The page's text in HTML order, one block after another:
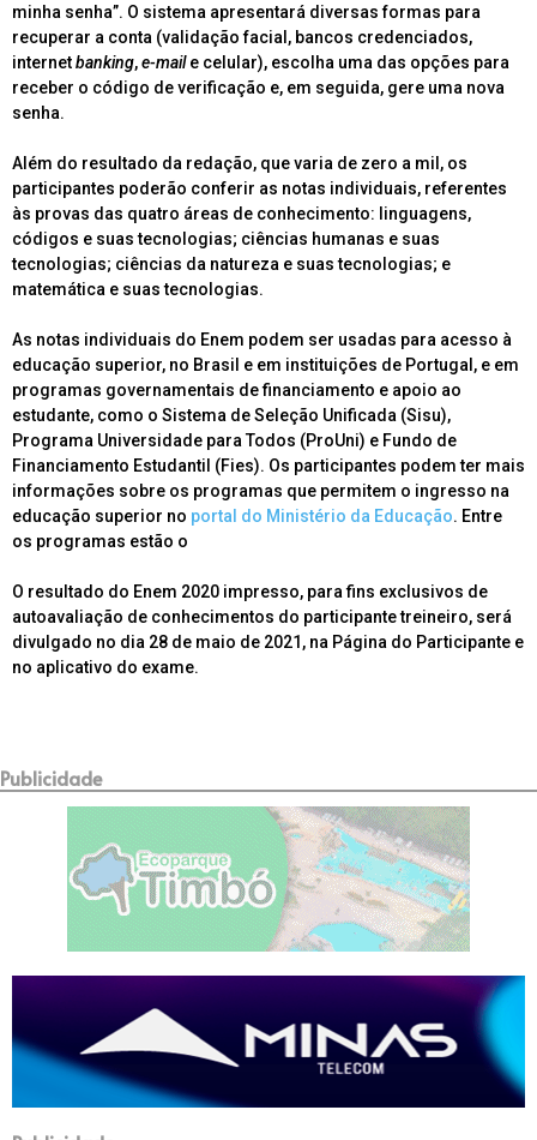
minha senha”. O sistema apresentará diversas formas para
recuperar a conta (validação facial, bancos credenciados,
internetbanking,e-maile celular), escolha uma das opções para
receber o código de verificação e, em seguida, gere uma nova
senha.
Além do resultado da redação, que varia de zero a mil, os
participantes poderão conferir as notas individuais, referentes
às provas das quatro áreas de conhecimento: linguagens,
códigos e suas tecnologias; ciências humanas e suas
tecnologias; ciências da natureza e suas tecnologias; e
matemática e suas tecnologias.
As notas individuais do Enem podem ser usadas para acesso à
educação superior, no Brasil e em instituições de Portugal, e em
programas governamentais de financiamento e apoio ao
estudante, como o Sistema de Seleção Unificada (Sisu),
Programa Universidade para Todos (ProUni) e Fundo de
Financiamento Estudantil (Fies). Os participantes podem ter mais
informações sobre os programas que permitem o ingresso na
educação superior no portal do Ministério da Educação. Entre
os programas estão o
O resultado do Enem 2020 impresso, para fins exclusivos de
autoavaliação de conhecimentos do participante treineiro, será
divulgado no dia 28 de maio de 2021, na Página do Participante e
no aplicativo do exame.
Publicidade